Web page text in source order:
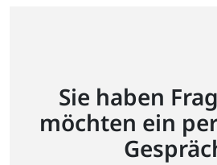
Sie haben
möchten ein